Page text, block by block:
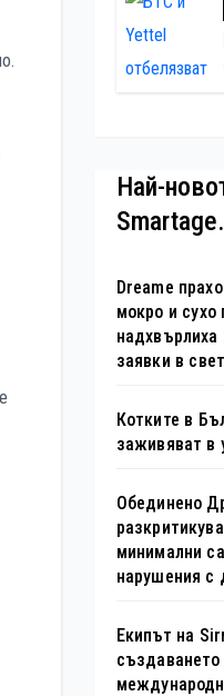
Най-
Dreame
мокро и сухо
надхвърлиха
заявки в
Котките в
заживяват в
Обединено
минимални
нарушения с
Екипът на
създаването